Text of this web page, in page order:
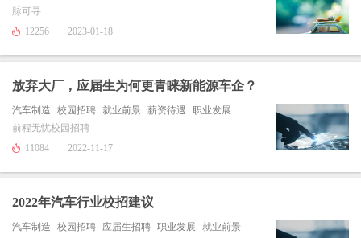
脉可寻
12256
2023-01-18
放弃大厂，应届生为何更青睐新能源车企？
汽车制造 校园招聘 就业前景 薪资待遇
职业发展
前程无忧校园招聘
11084
2022-11-17
2022年汽车行业校招建议
汽车制造 校园招聘 应届生招聘 职业发展
就业前景